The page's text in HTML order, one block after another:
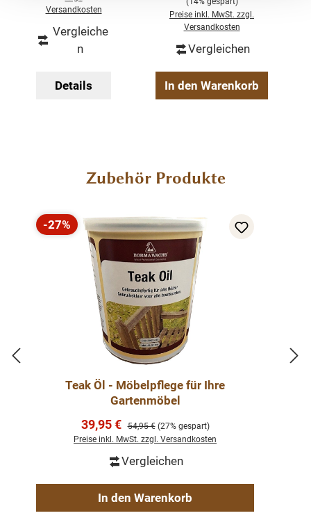
2-teilig
Oberteil
Unterteil
Versandkosten
Vergleiche
n
Details
Preise inkl. MwSt. zzgl.
Versandkosten
Vergleichen
In den Warenkorb
Produktgalerie überspringen
Zubehör Produkte
Rabatt
-27%
Teak Öl - Möbelpflege für Ihre
Gartenmöbel
Verkaufspreis:
39,95 € Regulärer Preis:
54,95 € (27% gespart)
Preise inkl. MwSt. zzgl. Versandkosten
Vergleichen
In den Warenkorb